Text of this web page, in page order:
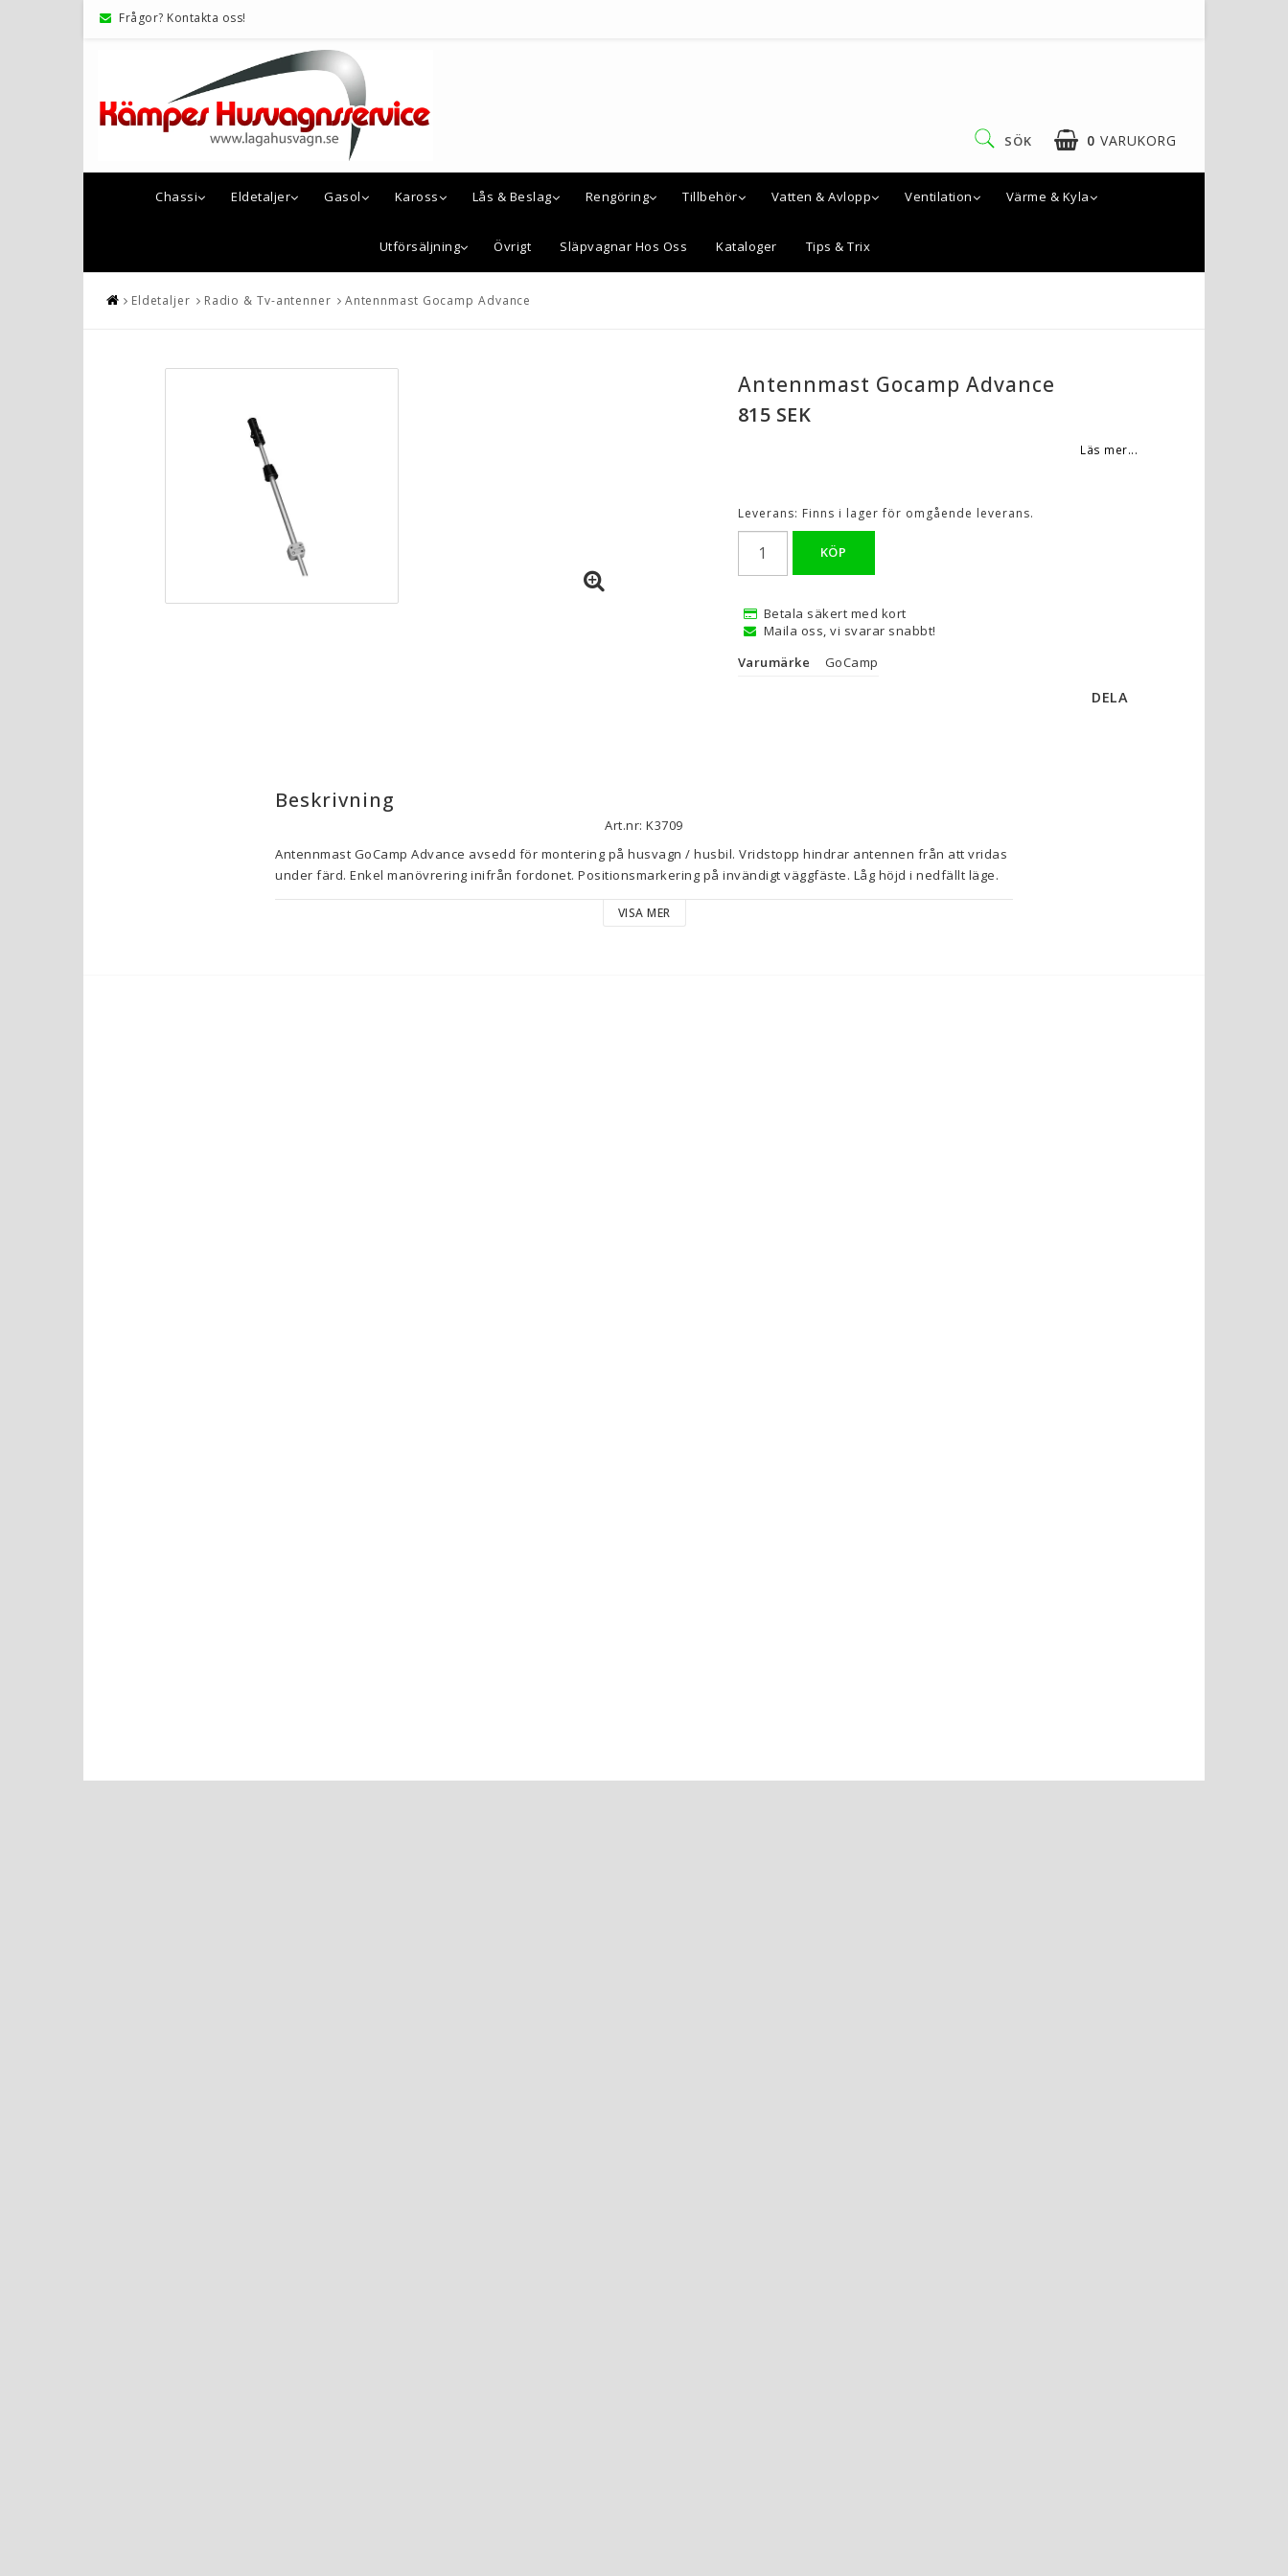
Frågor? Kontakta oss!
0 VARUKORG
DIN VARUKORG ÄR TOM
SÖK
Chassi Eldetaljer Gasol Kaross Lås & Beslag Rengöring Tillbehör Vatten & Avlopp Ventilation Värme & Kyla
Utförsäljning Övrigt Släpvagnar Hos Oss Kataloger Tips & Trix
Eldetaljer Radio & Tv-antenner Antennmast Gocamp Advance
Antennmast Gocamp Advance
815 SEK
Läs mer...
Leverans: Finns i lager för omgående leverans.
KÖP
Betala säkert med kort
Maila oss, vi svarar snabbt!
Varumärke
GoCamp
DELA
Beskrivning
Art.nr: K3709
Antennmast GoCamp Advance avsedd för montering på husvagn / husbil. Vridstopp hindrar antennen från att vridas
under färd. Enkel manövrering inifrån fordonet. Positionsmarkering på invändigt väggfäste. Låg höjd i nedfällt läge.
Enkel montering. Kabelupphängning i vridfäste.
VISA MER